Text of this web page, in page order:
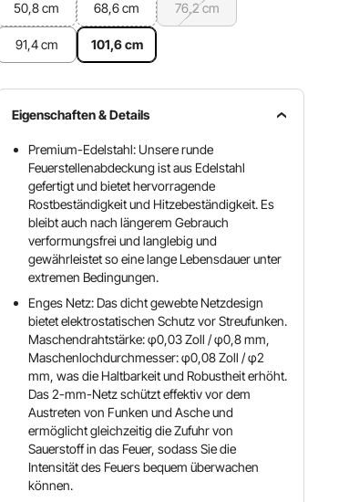
50,8 cm 68,6 cm 76,2 cm
91,4 cm 101,6 cm
Eigenschaften & Details
Premium-Edelstahl: Unsere runde
Feuerstellenabdeckung ist aus Edelstahl
gefertigt und bietet hervorragende
Rostbeständigkeit und Hitzebeständigkeit. Es
bleibt auch nach längerem Gebrauch
verformungsfrei und langlebig und
gewährleistet so eine lange Lebensdauer unter
extremen Bedingungen.
Enges Netz: Das dicht gewebte Netzdesign
bietet elektrostatischen Schutz vor Streufunken.
Maschendrahtstärke: φ0,03 Zoll / φ0,8 mm,
Maschenlochdurchmesser: φ0,08 Zoll / φ2
mm, was die Haltbarkeit und Robustheit erhöht.
Das 2-mm-Netz schützt effektiv vor dem
Austreten von Funken und Asche und
ermöglicht gleichzeitig die Zufuhr von
Sauerstoff in das Feuer, sodass Sie die
Intensität des Feuers bequem überwachen
können.